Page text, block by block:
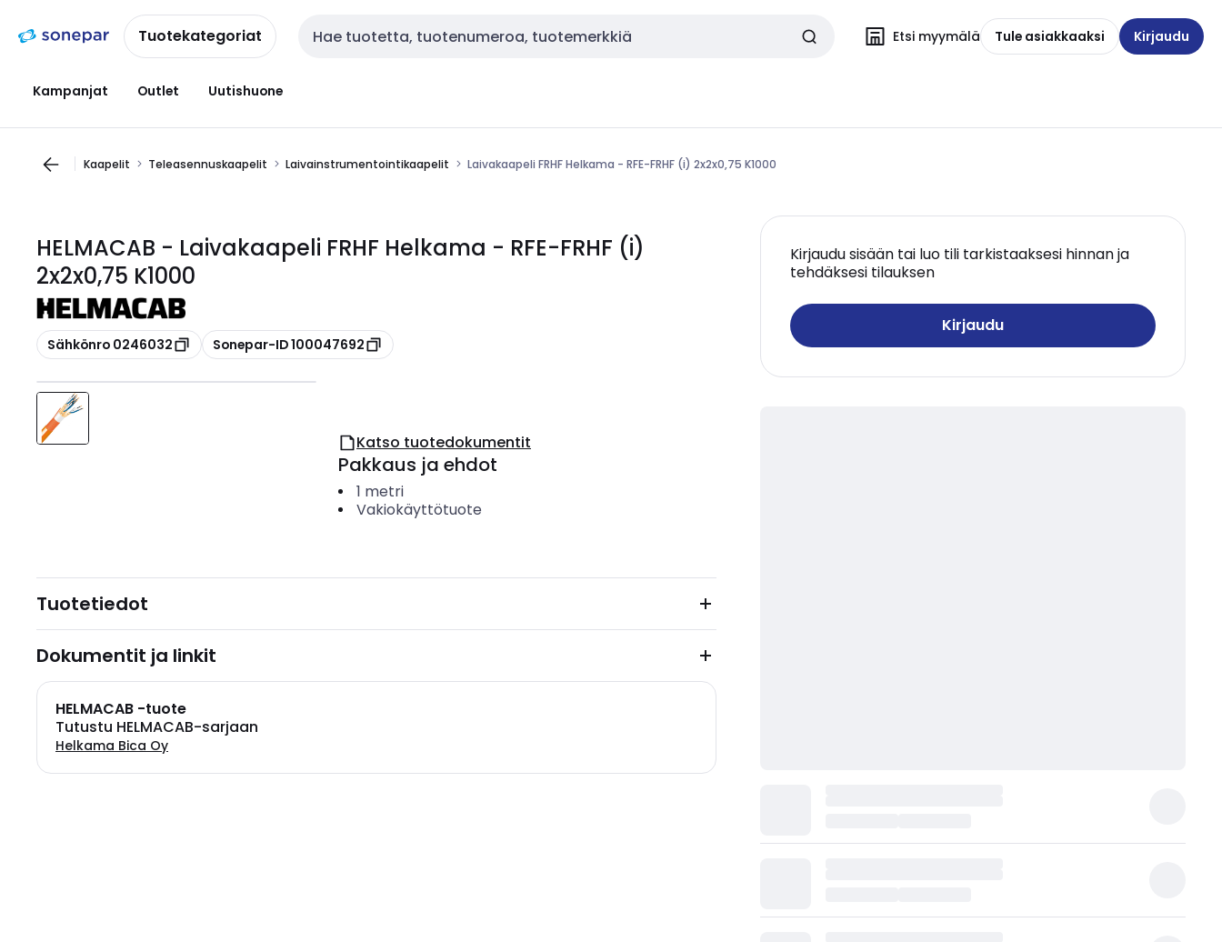
navigointiinsisältöönTuotekategoriat Haku Etsi myymälä Tule asiakkaaksi Kirjaudu
Kampanjat Outlet Uutishuone
Kaapelit Teleasennuskaapelit Laivainstrumentointikaapelit Laivakaapeli FRHF Helkama - RFE-FRHF (i) 2x2x0,75 K1000
HELMACAB - Laivakaapeli FRHF Helkama - RFE-FRHF (i)
2x2x0,75 K1000
Kopioi
Sähkönro 0246032 Kopioi
Sonepar-ID 100047692
Kirjaudu sisään tai luo tili tarkistaaksesi hinnan ja
tehdäksesi tilauksen
Kirjaudu
Katso tuotedokumentit
Pakkaus ja ehdot
1 metri
Vakiokäyttötuote
Tuotetiedot
Dokumentit ja linkit
HELMACAB -tuote
Tutustu HELMACAB-sarjaan
Helkama Bica Oy